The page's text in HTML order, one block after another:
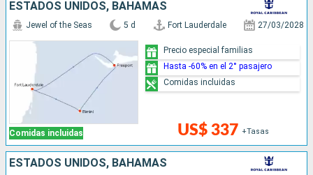
ESTADOS UNIDOS, BAHAMAS
Comidas incluidas
Jewel of the Seas 5 d Fort Lauderdale 27/03/2028
US$ 337 +Tasas
Precio especial familias
Hasta -60% en el 2° pasajero
Comidas incluidas
ESTADOS UNIDOS, BAHAMAS